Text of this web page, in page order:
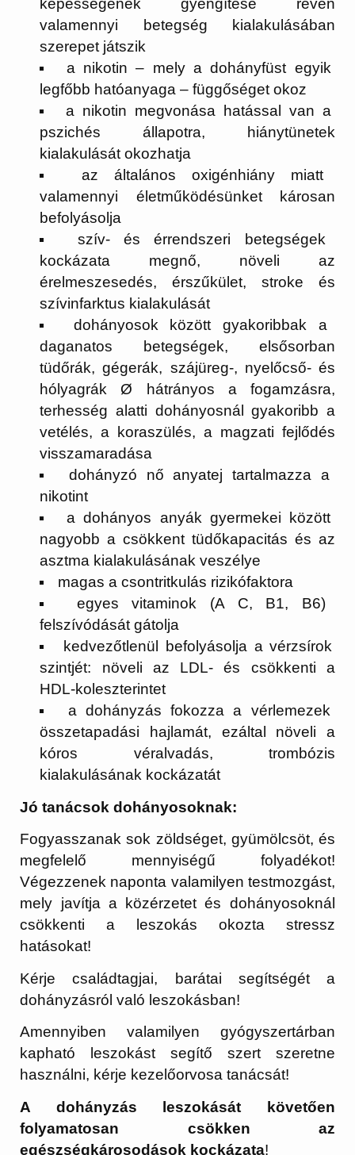
képességének gyengítése révén
valamennyi betegség kialakulásában
szerepet játszik
a nikotin – mely a dohányfüst egyik
legfőbb hatóanyaga – függőséget okoz
a nikotin megvonása hatással van a
pszichés állapotra, hiánytünetek
kialakulását okozhatja
az általános oxigénhiány miatt
valamennyi életműködésünket károsan
befolyásolja
szív- és érrendszeri betegségek
kockázata megnő, növeli az
érelmeszesedés, érszűkület, stroke és
szívinfarktus kialakulását
dohányosok között gyakoribbak a
daganatos betegségek, elsősorban
tüdőrák, gégerák, szájüreg-, nyelőcső- és
hólyagrák Ø hátrányos a fogamzásra,
terhesség alatti dohányosnál gyakoribb a
vetélés, a koraszülés, a magzati fejlődés
visszamaradása
dohányzó nő anyatej tartalmazza a
nikotint
a dohányos anyák gyermekei között
nagyobb a csökkent tüdőkapacitás és az
asztma kialakulásának veszélye
magas a csontritkulás rizikófaktora
egyes vitaminok (A C, B1, B6)
felszívódását gátolja
kedvezőtlenül befolyásolja a vérzsírok
szintjét: növeli az LDL- és csökkenti a
HDL-koleszterintet
a dohányzás fokozza a vérlemezek
összetapadási hajlamát, ezáltal növeli a
kóros véralvadás, trombózis
kialakulásának kockázatát
Jó tanácsok dohányosoknak:
Fogyasszanak sok zöldséget, gyümölcsöt, és
megfelelő mennyiségű folyadékot!
Végezzenek naponta valamilyen testmozgást,
mely javítja a közérzetet és dohányosoknál
csökkenti a leszokás okozta stressz
hatásokat!
Kérje családtagjai, barátai segítségét a
dohányzásról való leszokásban!
Amennyiben valamilyen gyógyszertárban
kapható leszokást segítő szert szeretne
használni, kérje kezelőorvosa tanácsát!
A dohányzás leszokását
követően
folyamatosan csökken az
egészségkárosodások kockázata!